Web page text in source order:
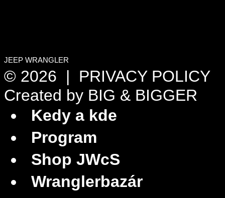
JEEP WRANGLER
© 2026 | PRIVACY POLICY
Created by BIG & BIGGER
Kedy a kde
Program
Shop JWcS
Wranglerbazár